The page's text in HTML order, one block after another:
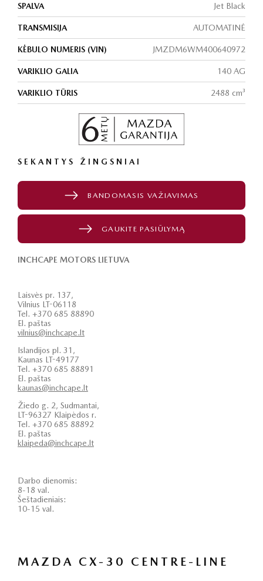
MAZDA CX-30 CENTRE-LINE
SPALVA Jet Black
TRANSMISIJA AUTOMATINĖ
KĖBULO NUMERIS (VIN) JMZDM6WM400640972
VARIKLIO GALIA 140 AG
VARIKLIO TŪRIS 2488 cm³
SEKANTYS ŽINGSNIAI
BANDOMASIS VAŽIAVIMAS
GAUKITE PASIŪLYMĄ
INCHCAPE MOTORS LIETUVA
Laisvės pr. 137,
Vilnius LT-06118
Tel. +370 685 88890
El. paštas
vilnius@inchcape.lt
Islandijos pl. 31,
Kaunas LT-49177
Tel. +370 685 88891
El. paštas
kaunas@inchcape.lt
Žiedo g. 2, Sudmantai,
LT-96327 Klaipėdos r.
Tel. +370 685 88892
El. paštas
klaipeda@inchcape.lt
Darbo dienomis:
8-18 val.
Šeštadieniais:
10-15 val.